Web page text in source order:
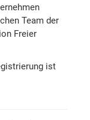
Team der
Freier
ist